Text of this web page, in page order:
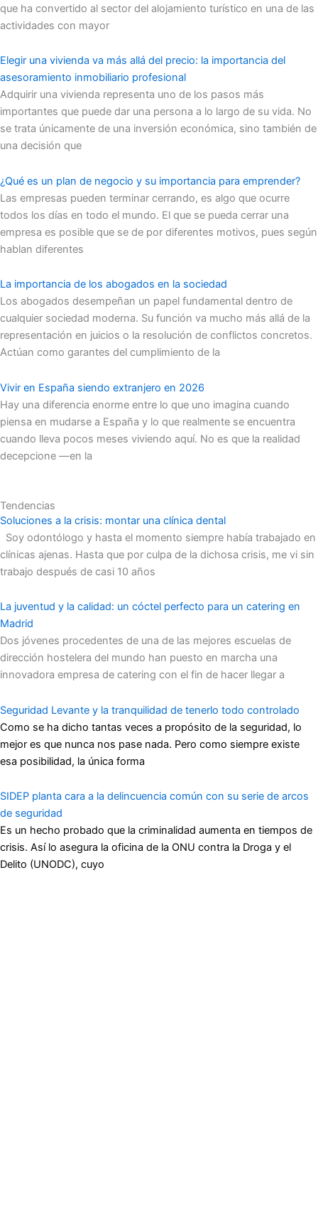
que ha convertido al sector del alojamiento turístico en una de las
actividades con mayor
Elegir una vivienda va más allá del precio: la importancia del
asesoramiento inmobiliario profesional
Adquirir una vivienda representa uno de los pasos más
importantes que puede dar una persona a lo largo de su vida. No
se trata únicamente de una inversión económica, sino también de
una decisión que
¿Qué es un plan de negocio y su importancia para emprender?
Las empresas pueden terminar cerrando, es algo que ocurre
todos los días en todo el mundo. El que se pueda cerrar una
empresa es posible que se de por diferentes motivos, pues según
hablan diferentes
La importancia de los abogados en la sociedad
Los abogados desempeñan un papel fundamental dentro de
cualquier sociedad moderna. Su función va mucho más allá de la
representación en juicios o la resolución de conflictos concretos.
Actúan como garantes del cumplimiento de la
Vivir en España siendo extranjero en 2026
Hay una diferencia enorme entre lo que uno imagina cuando
piensa en mudarse a España y lo que realmente se encuentra
cuando lleva pocos meses viviendo aquí. No es que la realidad
decepcione —en la
Tendencias
Soluciones a la crisis: montar una clínica dental
Soy odontólogo y hasta el momento siempre había trabajado en
clínicas ajenas. Hasta que por culpa de la dichosa crisis, me vi sin
trabajo después de casi 10 años
La juventud y la calidad: un cóctel perfecto para un catering en
Madrid
Dos jóvenes procedentes de una de las mejores escuelas de
dirección hostelera del mundo han puesto en marcha una
innovadora empresa de catering con el fin de hacer llegar a
Seguridad Levante y la tranquilidad de tenerlo todo controlado
Como se ha dicho tantas veces a propósito de la seguridad, lo
mejor es que nunca nos pase nada. Pero como siempre existe
esa posibilidad, la única forma
SIDEP planta cara a la delincuencia común con su serie de arcos
de seguridad
Es un hecho probado que la criminalidad aumenta en tiempos de
crisis. Así lo asegura la oficina de la ONU contra la Droga y el
Delito (UNODC), cuyo